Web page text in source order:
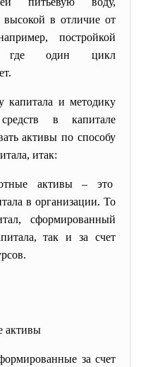
высокой в отличие от
постройкой
где один цикл
капитала и методику
в капитале
активы по способу
итак:
активы – это
в организации. То
сформированный
так и за счет
активы
за счет